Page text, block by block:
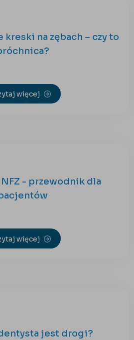
kreski na zębach – czy to
więcej
- przewodnik dla
więcej
jest drogi?